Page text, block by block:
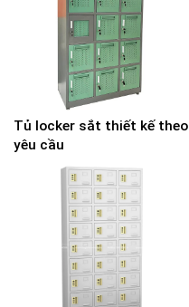
Tủ locker sắt thiết kế theo
yêu cầu